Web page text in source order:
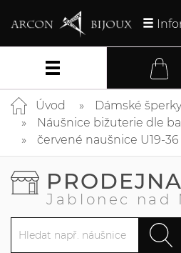
Úvod Dámské šperky
Náušnice bižuterie dle
červené naušnice U19-36
PRODEJNA
Jablonec nad